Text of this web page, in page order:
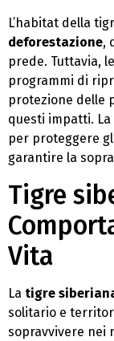
L’habitat della
deforestazione,
prede. Tuttavia,
programmi di
protezione delle
questi impatti.
per proteggere
garantire la
Tigre
Vita
La tigre
solitario e
sopravvivere nei